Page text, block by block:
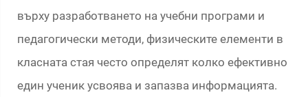
върху разработването на учебни програми и
педагогически методи, физическите елементи в
класната стая често определят колко ефективно
един ученик усвоява и запазва информацията.